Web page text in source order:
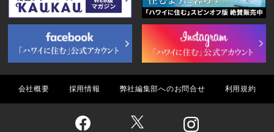
会社概要 採用情報 弊社編集部へのお問合せ 利用規約